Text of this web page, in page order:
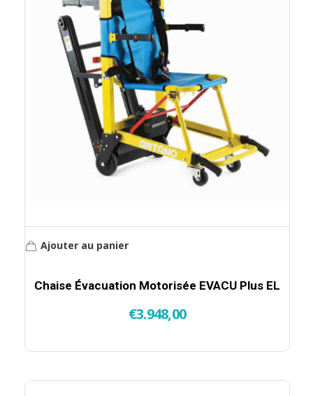
Chaise Évacuation Motorisée EVACU Plus EL
€3.948,00
Ajouter au panier